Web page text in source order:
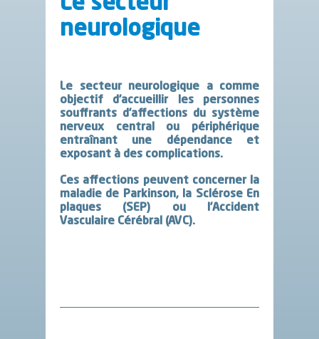
neurologique
Le secteur neurologique a comme
objectif d’accueillir les personnes
souffrants d’affections du système
nerveux central ou périphérique
entraînant une dépendance et
exposant à des complications.
Ces affections peuvent concerner la
maladie de Parkinson, la Sclérose En
plaques (SEP) ou l’Accident
Vasculaire Cérébral (AVC).